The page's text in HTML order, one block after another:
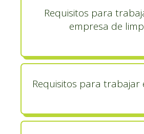
Requisitos para
empresa de
Requisitos para trabajar